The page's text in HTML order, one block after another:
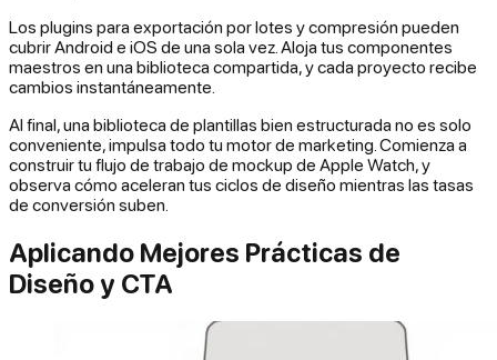
Los plugins para exportación por lotes y compresión pueden
cubrir Android e iOS de una sola vez. Aloja tus componentes
maestros en una biblioteca compartida, y cada proyecto recibe
cambios instantáneamente.
Al final, una biblioteca de plantillas bien estructurada no es solo
conveniente, impulsa todo tu motor de marketing. Comienza a
construir tu flujo de trabajo de mockup de Apple Watch, y
observa cómo aceleran tus ciclos de diseño mientras las tasas
de conversión suben.
Aplicando Mejores Prácticas de
Diseño y CTA